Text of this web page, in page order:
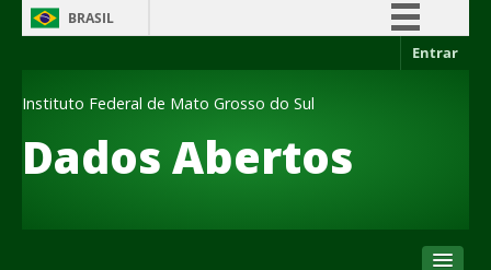
BRASIL
Acesso à informação
Canais
Entrar
Dados Abertos
Instituto Federal de Mato Grosso do Sul